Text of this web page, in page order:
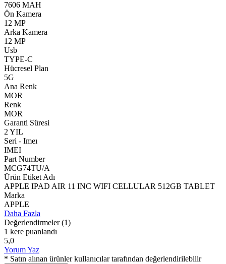
7606 MAH
Ön Kamera
12 MP
Arka Kamera
12 MP
Usb
TYPE-C
Hücresel Plan
5G
Ana Renk
MOR
Renk
MOR
Garanti Süresi
2 YIL
Seri - Imeı
IMEI
Part Number
MCG74TU/A
Ürün Etiket Adı
APPLE IPAD AIR 11 INC WIFI CELLULAR 512GB TABLET
Marka
APPLE
Daha Fazla
Değerlendirmeler (1)
1 kere puanlandı
5,0
Yorum Yaz
* Satın alınan ürünler kullanıcılar tarafından değerlendirilebilir